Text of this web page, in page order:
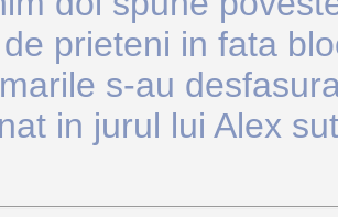
prieteni in fata
s-au
in jurul lui Alex